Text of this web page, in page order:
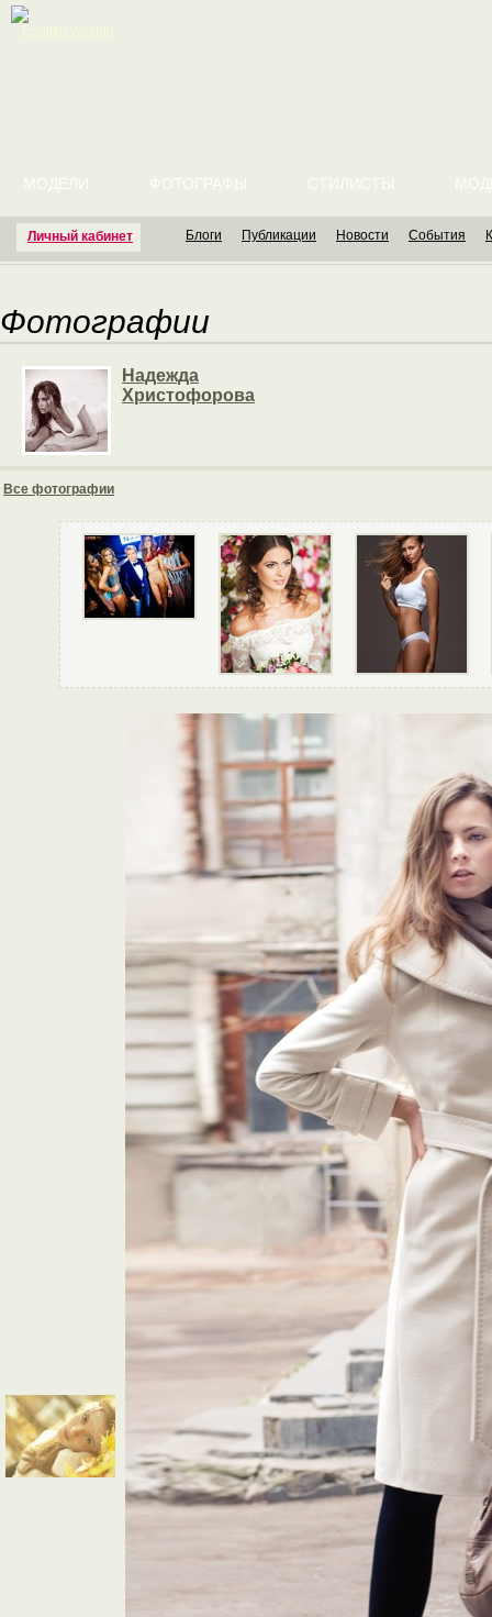
Личный кабинет
МОДЕЛИ ФОТОГРАФЫ СТИЛИСТЫ
Блоги Публикации Новости События
Фотографии
Надежда
Христофорова
Все фотографии